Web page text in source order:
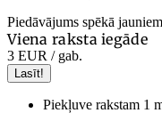
Piedāvājums spēkā
Viena raksta iegāde
3 EUR / gab.
Lasīt!
Piekļuve rakstam 1